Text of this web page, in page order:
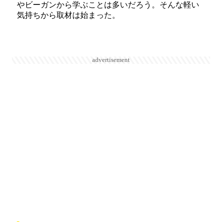
やビーガンから学ぶことは多いだろう。そんな軽い
気持ちから取材は始まった。
advertisement